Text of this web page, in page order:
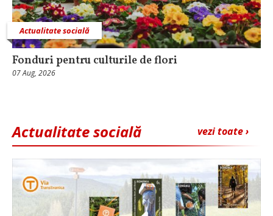
Actualitate socială
Fonduri pentru culturile de flori
07 Aug, 2026
vezi toate ›
Actualitate socială